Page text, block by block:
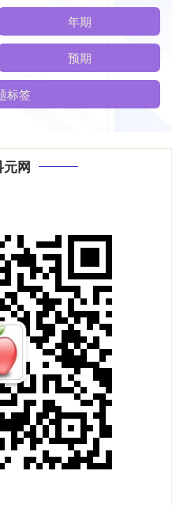
年期
预期
标签
元网